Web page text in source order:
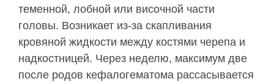
теменной, лобной или височной части
головы. Возникает из-за скапливания
кровяной жидкости между костями черепа и
надкостницей. Через неделю, максимум две
после родов кефалогематома рассасывается